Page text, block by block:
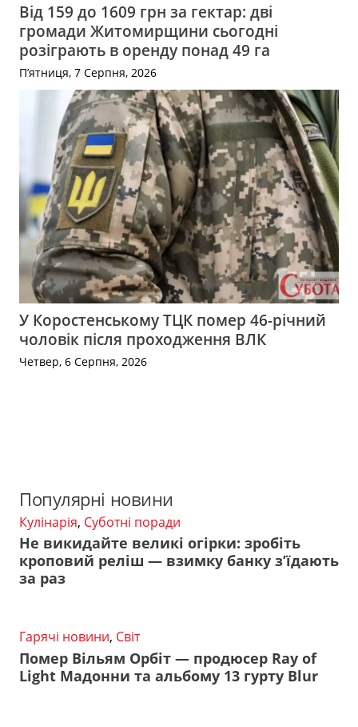
Від 159 до 1609 грн за гектар: дві
громади Житомирщини сьогодні
розіграють в оренду понад 49 га
П’ятниця, 7 Серпня, 2026
У Коростенському ТЦК помер 46-річний
чоловік після проходження ВЛК
Четвер, 6 Серпня, 2026
Популярні новини
Кулінарія, Суботні поради
Не викидайте великі огірки: зробіть
кроповий реліш — взимку банку з’їдають
за раз
Гарячі новини, Світ
Помер Вільям Орбіт — продюсер Ray of
Light Мадонни та альбому 13 гурту Blur